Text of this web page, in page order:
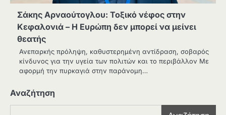
Σάκης Αρναούτογλου: Τοξικό νέφος στην
Κεφαλονιά – Η Ευρώπη δεν μπορεί να μείνει
θεατής
Ανεπαρκής πρόληψη, καθυστερημένη αντίδραση, σοβαρός
κίνδυνος για την υγεία των πολιτών και το περιβάλλον Με
αφορμή την πυρκαγιά στην παράνομη…
Αναζήτηση